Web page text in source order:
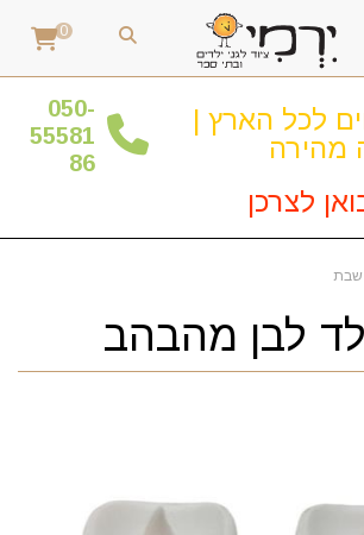
0
לכל הארץ |
מהירה
050-
55581
86
לצרכן
שבת
לבן מהבהב